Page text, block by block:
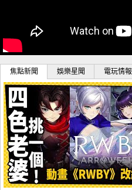
焦點新聞 娛樂星聞 電玩情報